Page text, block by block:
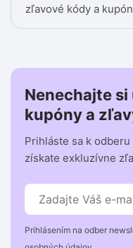
zľavové kódy a
Nenechajte
kupóny a
Prihláste sa k
získate exkluzívne
Prihlásením na odber